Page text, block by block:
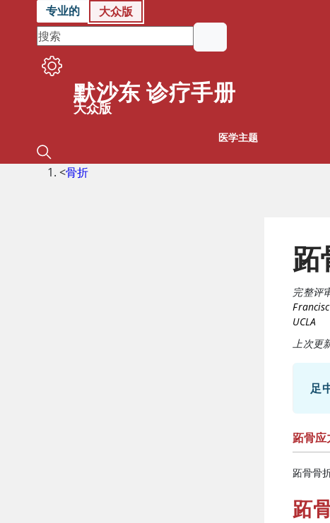
专业的 大众版
默沙东 诊疗手册
大众版
医学主题
<骨折
跖
完整评
UCLA
上次更
足
跖骨
跖骨骨
跖